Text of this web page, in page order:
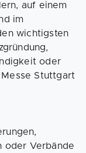
auf einem
im
wichtigsten
oder
Stuttgart
oder Verbände